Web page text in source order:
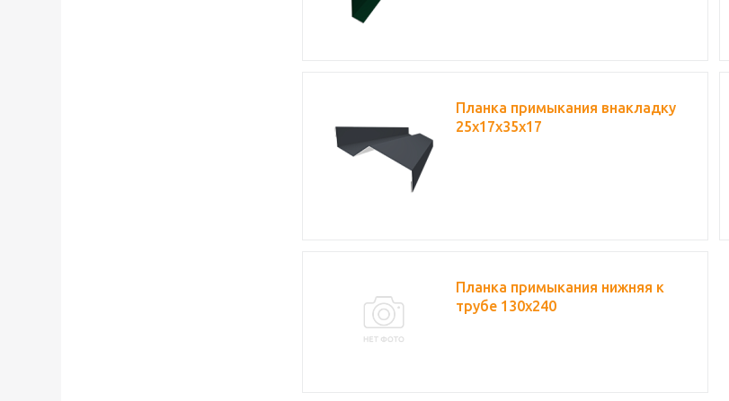
Планка примыкания внакладку
25х17х35х17
Планка примыкания нижняя к
трубе 130х240